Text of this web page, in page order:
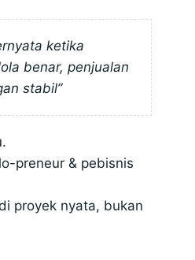
ketika
benar, penjualan
stabil”
preneur & pebisnis
proyek nyata, bukan